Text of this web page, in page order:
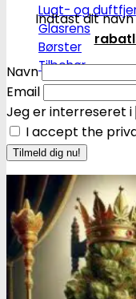
Lugt- og
Glasrens
Børster
Tilbehør
Indtast dit
Navn
Email
Jeg er interreseret i
I accept the